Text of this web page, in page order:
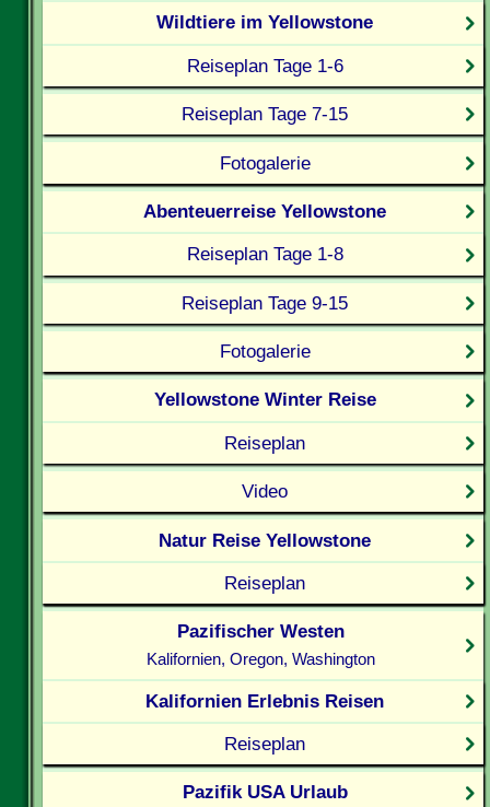
Wildtiere im Yellowstone
Reiseplan Tage 1-6
Reiseplan Tage 7-15
Fotogalerie
Abenteuerreise Yellowstone
Reiseplan Tage 1-8
Reiseplan Tage 9-15
Fotogalerie
Yellowstone Winter Reise
Reiseplan
Video
Natur Reise Yellowstone
Reiseplan
Pazifischer Westen
Kalifornien, Oregon, Washington
Kalifornien Erlebnis Reisen
Reiseplan
Pazifik USA Urlaub